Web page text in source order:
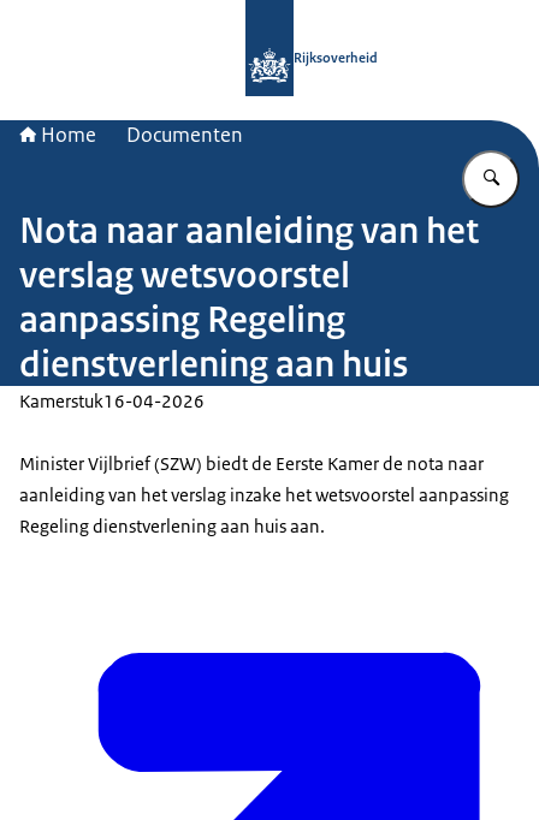
Rijksoverheid
Home Documenten
Nota naar aanleiding van het
verslag wetsvoorstel
aanpassing Regeling
dienstverlening aan huis
Kamerstuk16-04-2026
Minister Vijlbrief (SZW) biedt de Eerste Kamer de nota naar
aanleiding van het verslag inzake het wetsvoorstel aanpassing
Regeling dienstverlening aan huis aan.